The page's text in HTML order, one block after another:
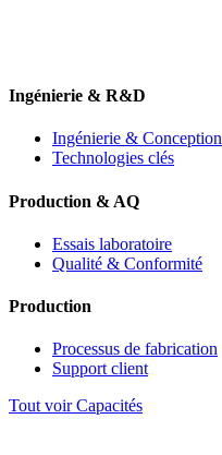
Ingénierie & R&D
Ingénierie & Conception
Technologies clés
Production & AQ
Essais laboratoire
Qualité & Conformité
Production
Processus de fabrication
Support client
Tout voir Capacités